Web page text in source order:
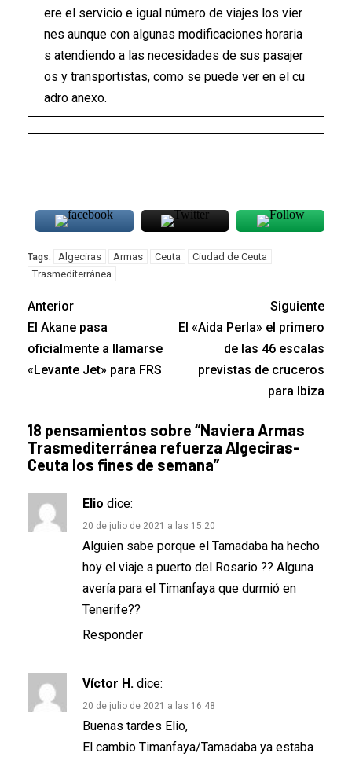
ere el servicio e igual número de viajes los vier
nes aunque con algunas modificaciones horaria
s atendiendo a las necesidades de sus pasajer
os y transportistas, como se puede ver en el cu
adro anexo.
Tags: Algeciras Armas Ceuta
Ciudad de Ceuta
Trasmediterránea
Anterior
El Akane pasa
oficialmente a llamarse
«Levante Jet» para FRS
Siguiente
El «Aida Perla» el primero
de las 46 escalas
previstas de cruceros
para Ibiza
18 pensamientos sobre “Naviera Armas
Trasmediterránea refuerza Algeciras-
Ceuta los fines de semana”
Elio dice:
20 de julio de 2021 a las 15:20
Alguien sabe porque el Tamadaba ha hecho
hoy el viaje a puerto del Rosario ?? Alguna
avería para el Timanfaya que durmió en
Tenerife??
Responder
Víctor H. dice:
20 de julio de 2021 a las 16:48
Buenas tardes Elio,
El cambio Timanfaya/Tamadaba ya estaba